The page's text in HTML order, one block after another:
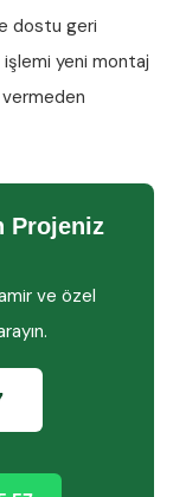
dostu geri
işlemi yeni montaj
Projeniz
ve özel